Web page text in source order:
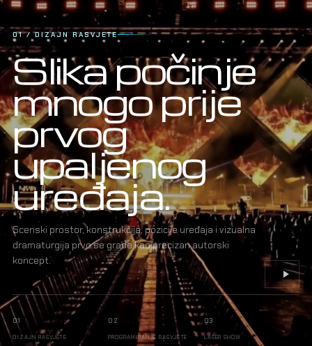
01 / DIZAJN RASVJETE
Slika počinje
mnogo prije
prvog
upaljenog
uređaja.
Scenski prostor, konstrukcija, pozicije uređaja i vizualna
dramaturgija prvo se grade kao precizan autorski
koncept.
01
DIZAJN RASVJETE
02
PROGRAMIRANJE RASVJETE
03
LASER SHOW